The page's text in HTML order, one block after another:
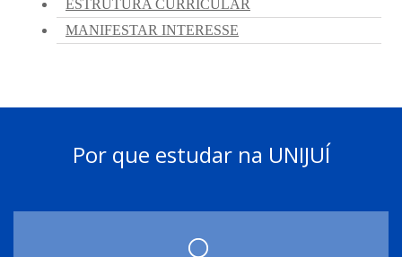
Por que estudar na UNIJUÍ